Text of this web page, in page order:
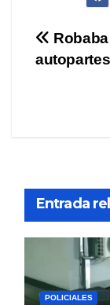
autopartes
Entrada
POLICIALES